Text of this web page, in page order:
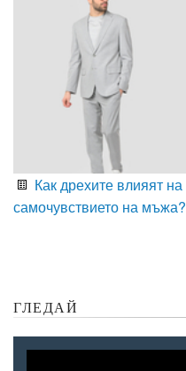
Как дрехите влияят на
самочувствието на мъжа?
ГЛЕДАЙ